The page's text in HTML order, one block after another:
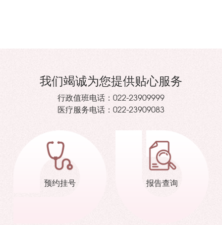
我们竭诚为您提供贴心服务
行政值班电话： 022-23909999
医疗服务电话： 022-23909083
预约挂号 报告查询